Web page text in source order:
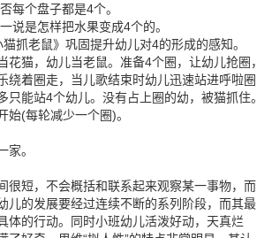
个盘子都是4个。
是怎样把水果变成4个的。
老鼠》巩固提升幼儿对4的形成的感知。
猫，幼儿当老鼠。准备4个圈，让幼儿抢圈，
绕着圈走，当儿歌结束时幼儿迅速站进呼啦圈
只能站4个幼儿。没有占上圈的幼，被猫抓住。
始(每轮减少一个圈)。
。
短，不会概括和联系起来观察某一事物，而
儿的发展要经过连续不断的系列阶段，而其最
体的行动。同时小班幼儿活泼好动，天真烂